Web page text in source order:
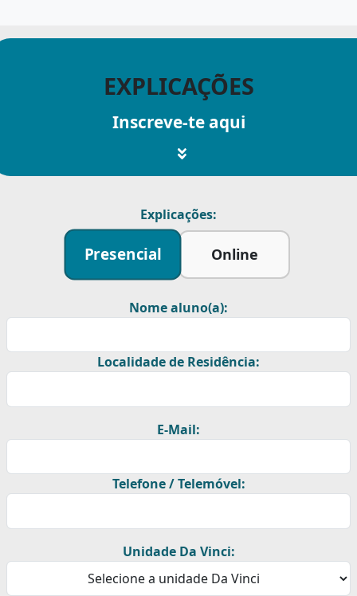
EXPLICAÇÕES
Inscreve-te aqui
Explicações:
Presencial Online
Nome aluno(a):
Localidade de Residência:
E-Mail:
Telefone / Telemóvel:
Unidade Da Vinci: